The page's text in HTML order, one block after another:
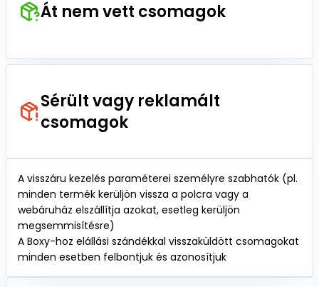
Át nem vett csomagok
Sérült vagy reklamált
csomagok
A visszáru kezelés paraméterei személyre szabhatók (pl.
minden termék kerüljön vissza a polcra vagy a
webáruház elszállítja azokat, esetleg kerüljön
megsemmisítésre)
A Boxy-hoz elállási szándékkal visszaküldött csomagokat
minden esetben felbontjuk és azonosítjuk